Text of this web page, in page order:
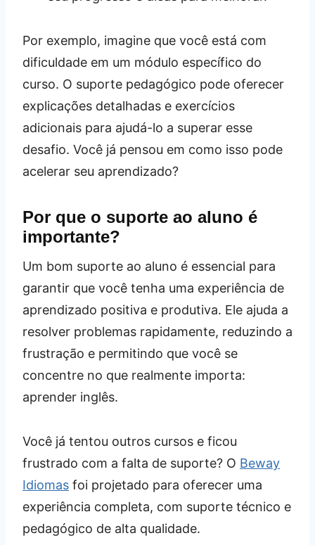
Por exemplo, imagine que você está com
dificuldade em um módulo específico do
curso. O suporte pedagógico pode oferecer
explicações detalhadas e exercícios
adicionais para ajudá-lo a superar esse
desafio. Você já pensou em como isso pode
acelerar seu aprendizado?
Por que o suporte ao aluno é
importante?
Um bom suporte ao aluno é essencial para
garantir que você tenha uma experiência de
aprendizado positiva e produtiva. Ele ajuda a
resolver problemas rapidamente, reduzindo a
frustração e permitindo que você se
concentre no que realmente importa:
aprender inglês.
Você já tentou outros cursos e ficou
frustrado com a falta de suporte? O Beway
Idiomas foi projetado para oferecer uma
experiência completa, com suporte técnico e
pedagógico de alta qualidade.